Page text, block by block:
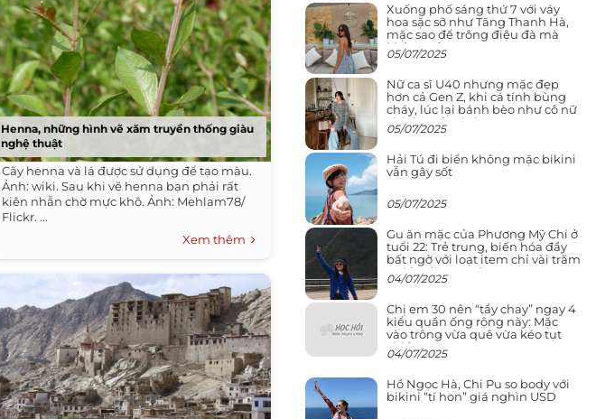
Henna, những hình vẽ xăm truyền thống giàu
nghệ thuật
Cây henna và lá được sử dụng để tạo màu.
Ảnh: wiki. Sau khi vẽ henna bạn phải rất
kiên nhẫn chờ mực khô. Ảnh: Mehlam78/
Flickr. ...
Xem thêm
Xuống phố sáng thứ 7 với váy
hoa sặc sỡ như Tăng Thanh Hà,
mặc sao để trông điệu đà mà
không sến
05/07/2025
Nữ ca sĩ U40 nhưng mặc đẹp
hơn cả Gen Z, khi cá tính bùng
cháy, lúc lại bánh bèo như cô nữ
chính ngôn tình
05/07/2025
Hải Tú đi biển không mặc bikini
vẫn gây sốt
05/07/2025
Gu ăn mặc của Phương Mỹ Chi ở
tuổi 22: Trẻ trung, biến hóa đầy
bất ngờ với loạt item chỉ vài trăm
nghìn đã mua được
04/07/2025
Chị em 30 nên “tẩy chay” ngay 4
kiểu quần ống rộng này: Mặc
vào trông vừa quê vừa kéo tụt
chiều cao
04/07/2025
Hồ Ngọc Hà, Chi Pu so body với
bikini “tí hon” giá nghìn USD